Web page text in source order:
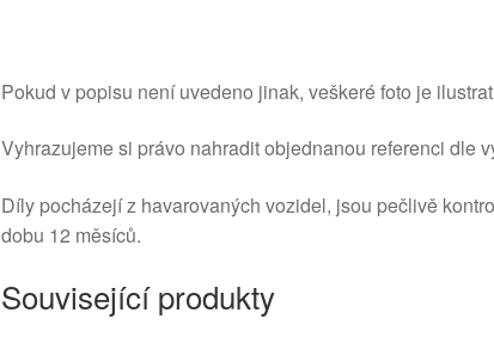
Pokud v popisu není uvedeno jinak, veškeré foto je
Vyhrazujeme si právo nahradit objednanou referenci dle
Díly pocházejí z havarovaných vozidel, jsou pečlivě
dobu 12 měsíců.
Související produkty